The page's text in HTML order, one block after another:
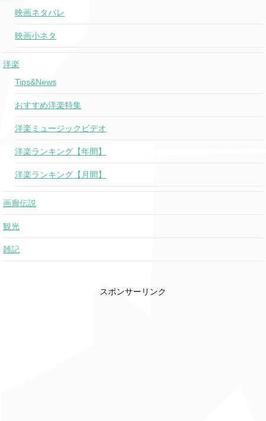
映画ネタバレ
映画小ネタ
洋楽
Tips&News
おすすめ洋楽特集
洋楽ミュージックビデオ
洋楽ランキング【年間】
洋楽ランキング【月間】
画廊伝説
観光
雑記
スポンサーリンク